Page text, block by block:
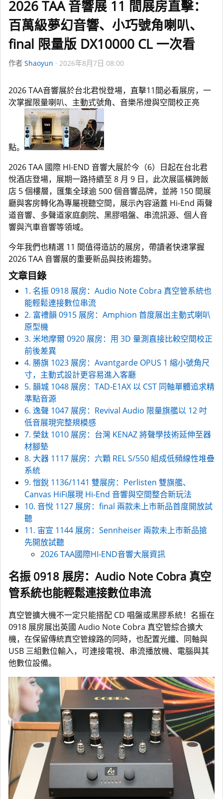
2026 TAA 音響展 11 間展房直擊：
百萬級夢幻音響、小巧號角喇叭、
final 限量版 DX10000 CL 一次看
作者 Shaoyun 2026年8月7日 08:00
2026 TAA音響展於台北君悅登場，直擊11間必看展房，一
次掌握限量喇叭、主動式號角、音樂吊燈與空間校正亮
點。
2026 TAA 國際 HI-END 音響大展於今（6）日起在台北君
悅酒店登場，展期一路持續至 8 月 9 日，此次展區橫跨飯
店 5 個樓層，匯集全球逾 500 個音響品牌，並將 150 間展
廳與客房轉化為專屬視聽空間，展示內容涵蓋 Hi-End 兩聲
道音響、多聲道家庭劇院、黑膠唱盤、串流訊源、個人音
響與汽車音響等領域。
今年我們也精選 11 間值得造訪的展房，帶讀者快速掌握
2026 TAA 音響展的重要新品與技術趨勢。
文章目錄
1. 名振 0918 展房：Audio Note Cobra 真空管系統也
能輕鬆連接數位串流
2. 富禮韻 0915 展房：Amphion 首度展出主動式喇叭
原型機
3. 米地摩爾 0920 展房：用 3D 量測直接比較空間校正
前後差異
4. 勝旗 1023 展房：Avantgarde OPUS 1 縮小號角尺
寸，主動式設計更容易進入客廳
5. 韻城 1048 展房：TAD-E1AX 以 CST 同軸單體追求精
準點音源
6. 逸聲 1047 展房：Revival Audio 限量旗艦以 12 吋
低音展現完整規模感
7. 榮鈦 1010 展房：台灣 KENAZ 將聲學技術延伸至器
材腳墊
8. 大器 1117 展房：六顆 REL S/550 組成低頻線性堆疊
系統
9. 愷銳 1136/1141 雙展房：Perlisten 雙旗艦、
Canvas HiFi展現 Hi-End 音響與空間整合新玩法
10. 音悅 1127 展房：final 兩款未上市新品首度開放試
聽
11. 宙宣 1144 展房：Sennheiser 兩款未上市新品搶
先開放試聽
2026 TAA國際HI-END音響大展資訊
名振 0918 展房：Audio Note Cobra 真空
管系統也能輕鬆連接數位串流
真空管擴大機不一定只能搭配 CD 唱盤或黑膠系統！名振在
0918 展房展出英國 Audio Note Cobra 真空管綜合擴大
機，在保留傳統真空管線路的同時，也配置光纖、同軸與
USB 三組數位輸入，可連接電視、串流播放機、電腦與其
他數位設備。